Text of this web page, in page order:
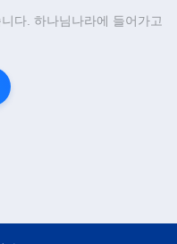
사 주고, 저와 아이를
며, 늘 제게 어떻게
구가 얼마나 행복한
저는 서서히 남편의
이 제게 이토록 잘해
속 이렇게 살아도 괜
런 생활에 점점 스며
다. 하나님나라에 들어가고